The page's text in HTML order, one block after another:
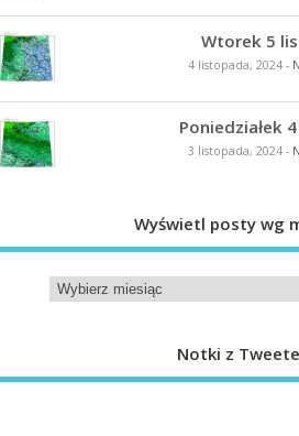
Wtorek 5
4 listopada, 2024-
Poniedziałek
3 listopada, 2024-
Wyświetl posty wg
Notki z